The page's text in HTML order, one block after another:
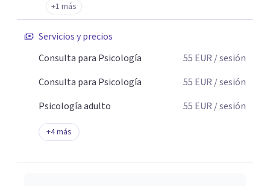
+1 más
Servicios y precios
Consulta para Psicología
55 EUR / sesión
Consulta para Psicología
55 EUR / sesión
Psicología adulto
55 EUR / sesión
+4más